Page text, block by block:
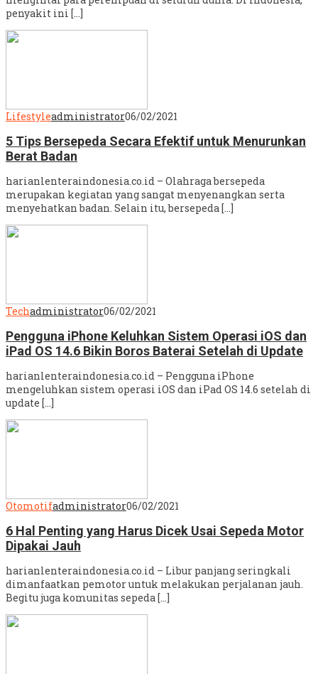
penyakit ini […]
Lifestyleadministrator06/02/2021
5 Tips Bersepeda Secara Efektif untuk Menurunkan
Berat Badan
harianlenteraindonesia.co.id – Olahraga bersepeda
merupakan kegiatan yang sangat menyenangkan serta
menyehatkan badan. Selain itu, bersepeda […]
Techadministrator06/02/2021
Pengguna iPhone Keluhkan Sistem Operasi iOS dan
iPad OS 14.6 Bikin Boros Baterai Setelah di Update
harianlenteraindonesia.co.id – Pengguna iPhone
mengeluhkan sistem operasi iOS dan iPad OS 14.6 setelah di
update […]
Otomotifadministrator06/02/2021
6 Hal Penting yang Harus Dicek Usai Sepeda Motor
Dipakai Jauh
harianlenteraindonesia.co.id – Libur panjang seringkali
dimanfaatkan pemotor untuk melakukan perjalanan jauh.
Begitu juga komunitas sepeda […]